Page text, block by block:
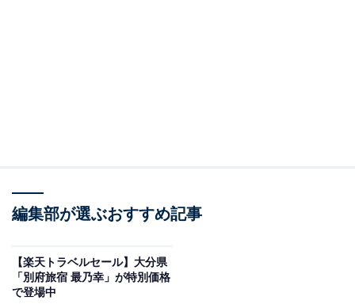
蔵王温泉 たかみや瑠璃倶楽リゾート ‐RURIKURA RESORT‐（画像出典：楽
「蔵王温泉 たかみや瑠璃倶楽リゾート ‐RURIKURA
RESORT‐」は現在特別価格で宿泊可能です。
編集部が選ぶおすすめ記事
【楽天トラベルセール】大分県
「別府旅宿 最乃幸」が特別価格
で登場中